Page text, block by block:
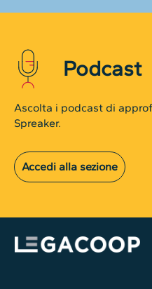
Podcast
Ascolta i podcast di
Spreaker.
Accedi alla sezione